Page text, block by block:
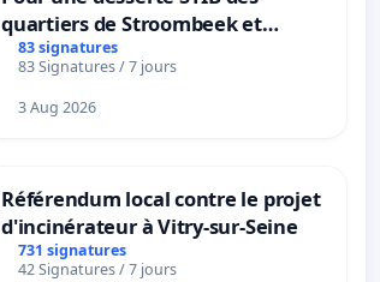
quartiers de Stroombeek et
Beauval - Voor een MIVB-
bediening van de wijken
Strombeek en Het Voor
83 signatures
83 Signatures / 7 jours
3 Aug 2026
Référendum local contre le projet
d'incinérateur à Vitry-sur-Seine
731 signatures
42 Signatures / 7 jours